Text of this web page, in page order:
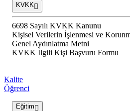
KVKK
6698 Sayılı KVKK Kanunu
Kişisel Verilerin İşlenmesi ve
Genel Aydınlatma Metni
KVKK İlgili Kişi Başvuru Formu
Kalite
Öğrenci
Eğitim